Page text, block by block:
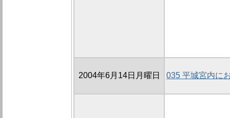
2004年6月14日月曜日 035 平城宮内に